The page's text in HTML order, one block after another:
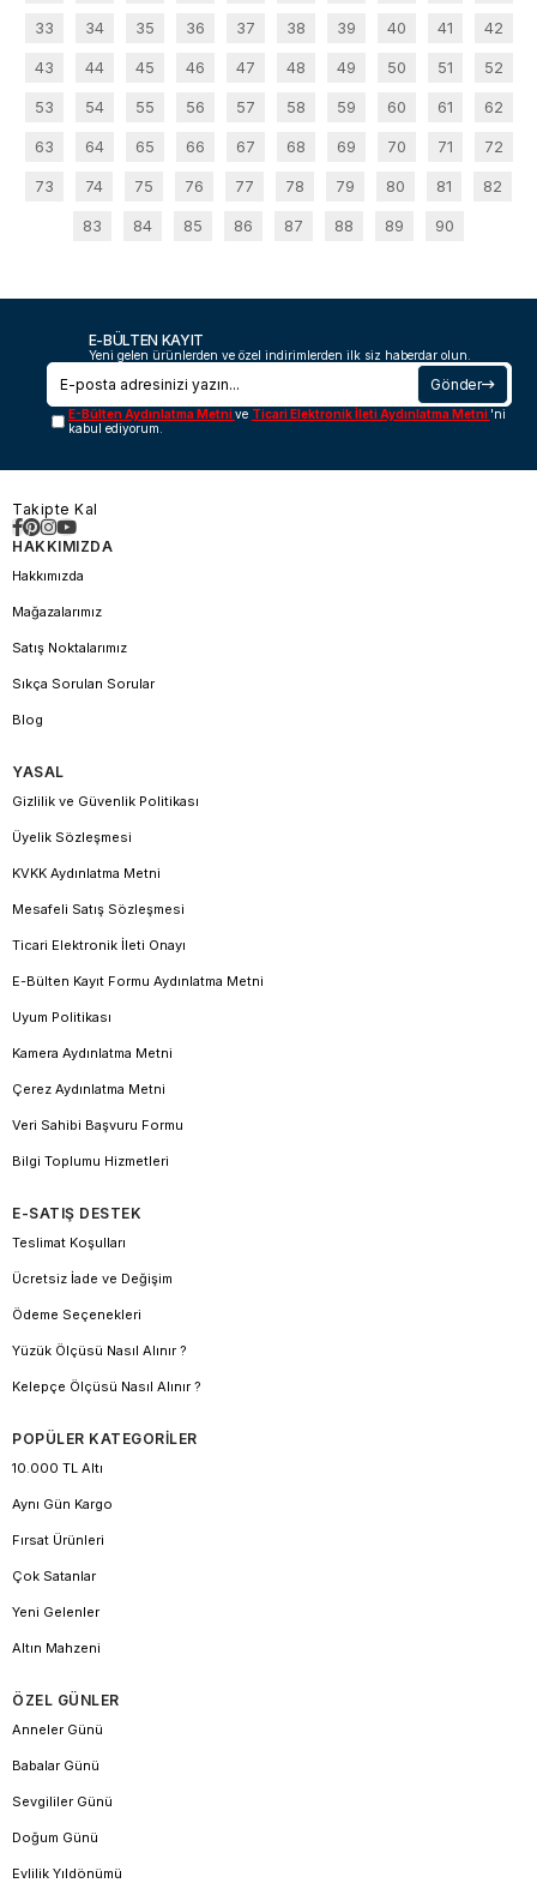
33 34 35 36 37 38 39 40 41 42
43 44 45 46 47 48 49 50 51 52
53 54 55 56 57 58 59 60 61 62
63 64 65 66 67 68 69 70 71 72
73 74 75 76 77 78 79 80 81 82
83 84 85 86 87 88 89 90
E-BÜLTEN KAYIT
Yeni gelen ürünlerden ve özel indirimlerden ilk siz haberdar olun.
Gönder
E-Bülten Aydınlatma Metnive Ticari Elektronik İleti Aydınlatma Metni 'ni
kabul ediyorum.
Takipte Kal
HAKKIMIZDA
Hakkımızda
Mağazalarımız
Satış Noktalarımız
Sıkça Sorulan Sorular
Blog
YASAL
Gizlilik ve Güvenlik Politikası
Üyelik Sözleşmesi
KVKK Aydınlatma Metni
Mesafeli Satış Sözleşmesi
Ticari Elektronik İleti Onayı
E-Bülten Kayıt Formu Aydınlatma Metni
Uyum Politikası
Kamera Aydınlatma Metni
Çerez Aydınlatma Metni
Veri Sahibi Başvuru Formu
Bilgi Toplumu Hizmetleri
E-SATIŞ DESTEK
Teslimat Koşulları
Ücretsiz İade ve Değişim
Ödeme Seçenekleri
Yüzük Ölçüsü Nasıl Alınır ?
Kelepçe Ölçüsü Nasıl Alınır ?
POPÜLER KATEGORİLER
10.000 TL Altı
Aynı Gün Kargo
Fırsat Ürünleri
Çok Satanlar
Yeni Gelenler
Altın Mahzeni
ÖZEL GÜNLER
Anneler Günü
Babalar Günü
Sevgililer Günü
Doğum Günü
Evlilik Yıldönümü